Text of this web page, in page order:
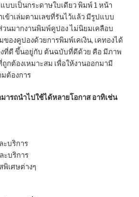
บบเป็นกระดาษใบเดียว พิมพ์ 1 หน้า
ข้าเล่มตามเลขที่รันไว้แล้ว มีรูปแบบ
วนมากงานพิมพ์คูปอง ไม่นิยมเคลือบ
ของคูปองด้วยการพิมพ์เคเงิน, เคทองได้
ที่ดี ขึ้นอยู่กับ ต้นฉบับที่ดีด้วย คือ มีภาพ
กต้องเหมาะสม เพื่อให้งานออกมามี
ต้องการ
ารถนำไปใช้ได้หลายโอกาส อาทิเช่น
ะบริการ
ะบริการ
พิเศษต่างๆ